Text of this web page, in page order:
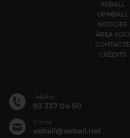
AEBALL
UPMBALL
NOTÍCIES
ÀREA SOCI
CONTACTE
CRÈDITS
Telèfon
93 337 04 50
E-mail
aeball@aeball.net